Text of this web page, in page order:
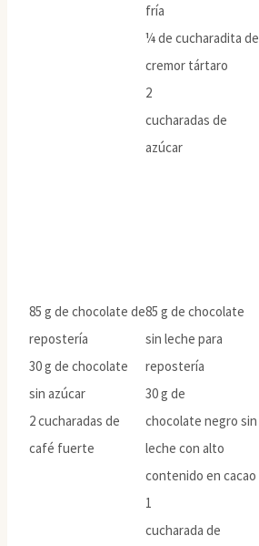
fría
¼ de cucharadita de
cremor tártaro
2
cucharadas de
azúcar
85 g de chocolate de
repostería
30 g de chocolate
sin azúcar
2 cucharadas de
café fuerte
85 g de chocolate
sin leche para
repostería
30 g de
chocolate negro sin
leche con alto
contenido en cacao
1
cucharada de